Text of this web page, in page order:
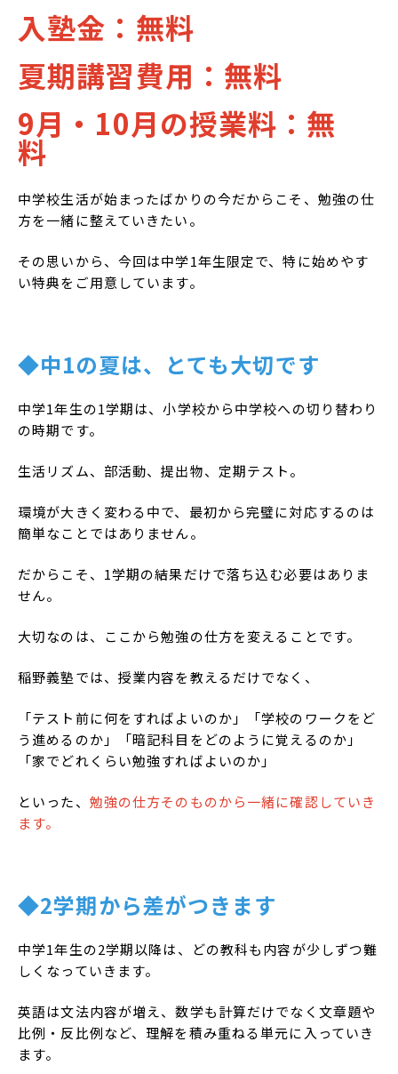
入塾金：無料
夏期講習費用：無料
9月・10月の授業料：無
料
中学校生活が始まったばかりの今だからこそ、勉強の仕
方を一緒に整えていきたい。
その思いから、今回は中学1年生限定で、特に始めやす
い特典をご用意しています。
◆中1の夏は、とても大切です
中学1年生の1学期は、小学校から中学校への切り替わり
の時期です。
生活リズム、部活動、提出物、定期テスト。
環境が大きく変わる中で、最初から完璧に対応するのは
簡単なことではありません。
だからこそ、1学期の結果だけで落ち込む必要はありま
せん。
大切なのは、ここから勉強の仕方を変えることです。
稲野義塾では、授業内容を教えるだけでなく、
「テスト前に何をすればよいのか」「学校のワークをど
う進めるのか」「暗記科目をどのように覚えるのか」
「家でどれくらい勉強すればよいのか」
といった、 勉強の仕方そのものから一緒に確認していき
ます。
◆2学期から差がつきます
中学1年生の2学期以降は、どの教科も内容が少しずつ難
しくなっていきます。
英語は文法内容が増え、数学も計算だけでなく文章題や
比例・反比例など、理解を積み重ねる単元に入っていき
ます。